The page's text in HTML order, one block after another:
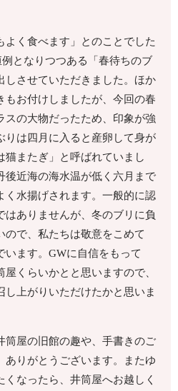
く食べます」とのことでした
となりつつある「春待ちのブ
しさせていただきました。ほか
もお付けしましたが、今回の春
スの大物だったため、印象が強
りは 四月に入ると産卵して身が
猫またぎ」と呼ばれていまし
後近海の海水温が低く六月まで
く水揚げされます。一般的に認
はありませんが、冬のブリに負
ので、私たちは敬意をこめて
います。GWに自信をもって
くらいかとと思いますので、
し上がりいただけたかと思いま
屋の旧館の趣や、手書きのご
ありがとうございます。またゆ
くなったら、井筒屋へお越しく